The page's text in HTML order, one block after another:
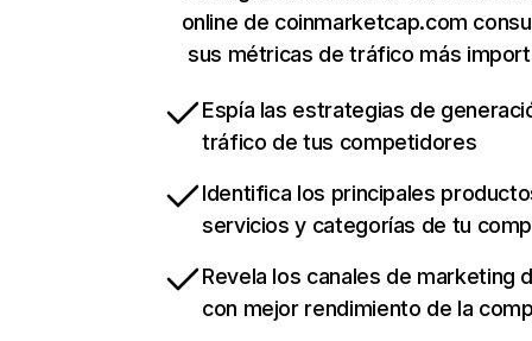
online de coinmarketcap.com
sus métricas de tráfico más
Espía las estrategias de
tráfico de tus competidores
Identifica los principales
servicios y categorías de tu
Revela los canales de marketing
con mejor rendimiento de la